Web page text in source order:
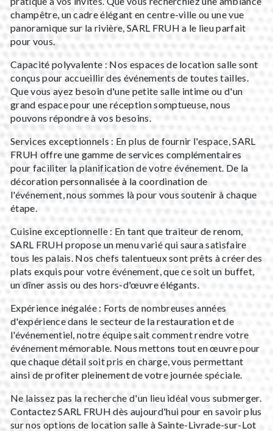
champêtre, un cadre élégant en centre-ville ou une vue
panoramique sur la rivière, SARL FRUH a le lieu parfait
pour vous.
Capacité polyvalente : Nos espaces de location salle sont
conçus pour accueillir des événements de toutes tailles.
Que vous ayez besoin d'une petite salle intime ou d'un
grand espace pour une réception somptueuse, nous
pouvons répondre à vos besoins.
Services exceptionnels : En plus de fournir l'espace, SARL
FRUH offre une gamme de services complémentaires
pour faciliter la planification de votre événement. De la
décoration personnalisée à la coordination de
l'événement, nous sommes là pour vous soutenir à chaque
étape.
Cuisine exceptionnelle : En tant que traiteur de renom,
SARL FRUH propose un menu varié qui saura satisfaire
tous les palais. Nos chefs talentueux sont prêts à créer des
plats exquis pour votre événement, que ce soit un buffet,
un dîner assis ou des hors-d'œuvre élégants.
Expérience inégalée : Forts de nombreuses années
d'expérience dans le secteur de la restauration et de
l'événementiel, notre équipe sait comment rendre votre
événement mémorable. Nous mettons tout en œuvre pour
que chaque détail soit pris en charge, vous permettant
ainsi de profiter pleinement de votre journée spéciale.
Ne laissez pas la recherche d'un lieu idéal vous submerger.
Contactez SARL FRUH dès aujourd'hui pour en savoir plus
sur nos options de location salle à Sainte-Livrade-sur-Lot